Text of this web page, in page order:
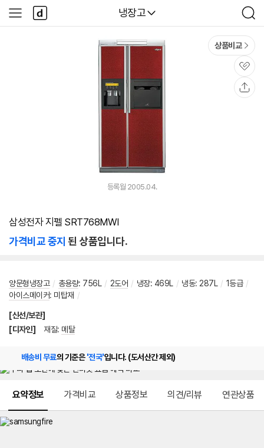
다나와
냉장고
검
색
사
이
다
나
와
상품비교
관
심
등록월 2005.04.
삼성전자 지펠 SRT768MWI
가격비교 중지 된 상품입니다.
양문형냉장고 / 총용량: 756L / 2도어 / 냉장: 469L / 냉동: 287L / 1등급 /
아이스메이커: 미탑재 /
[신선/보관]
[디자인]
재질: 메탈
배송비 무료의 기준은'전국'입니다. (도서산간 제외)
요약정보 가격비교 상품정보 의견/리뷰 연관상품